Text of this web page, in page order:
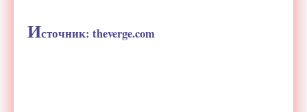
Источник: theverge.com